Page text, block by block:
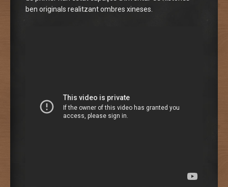
ben originals realitzant ombres xineses.